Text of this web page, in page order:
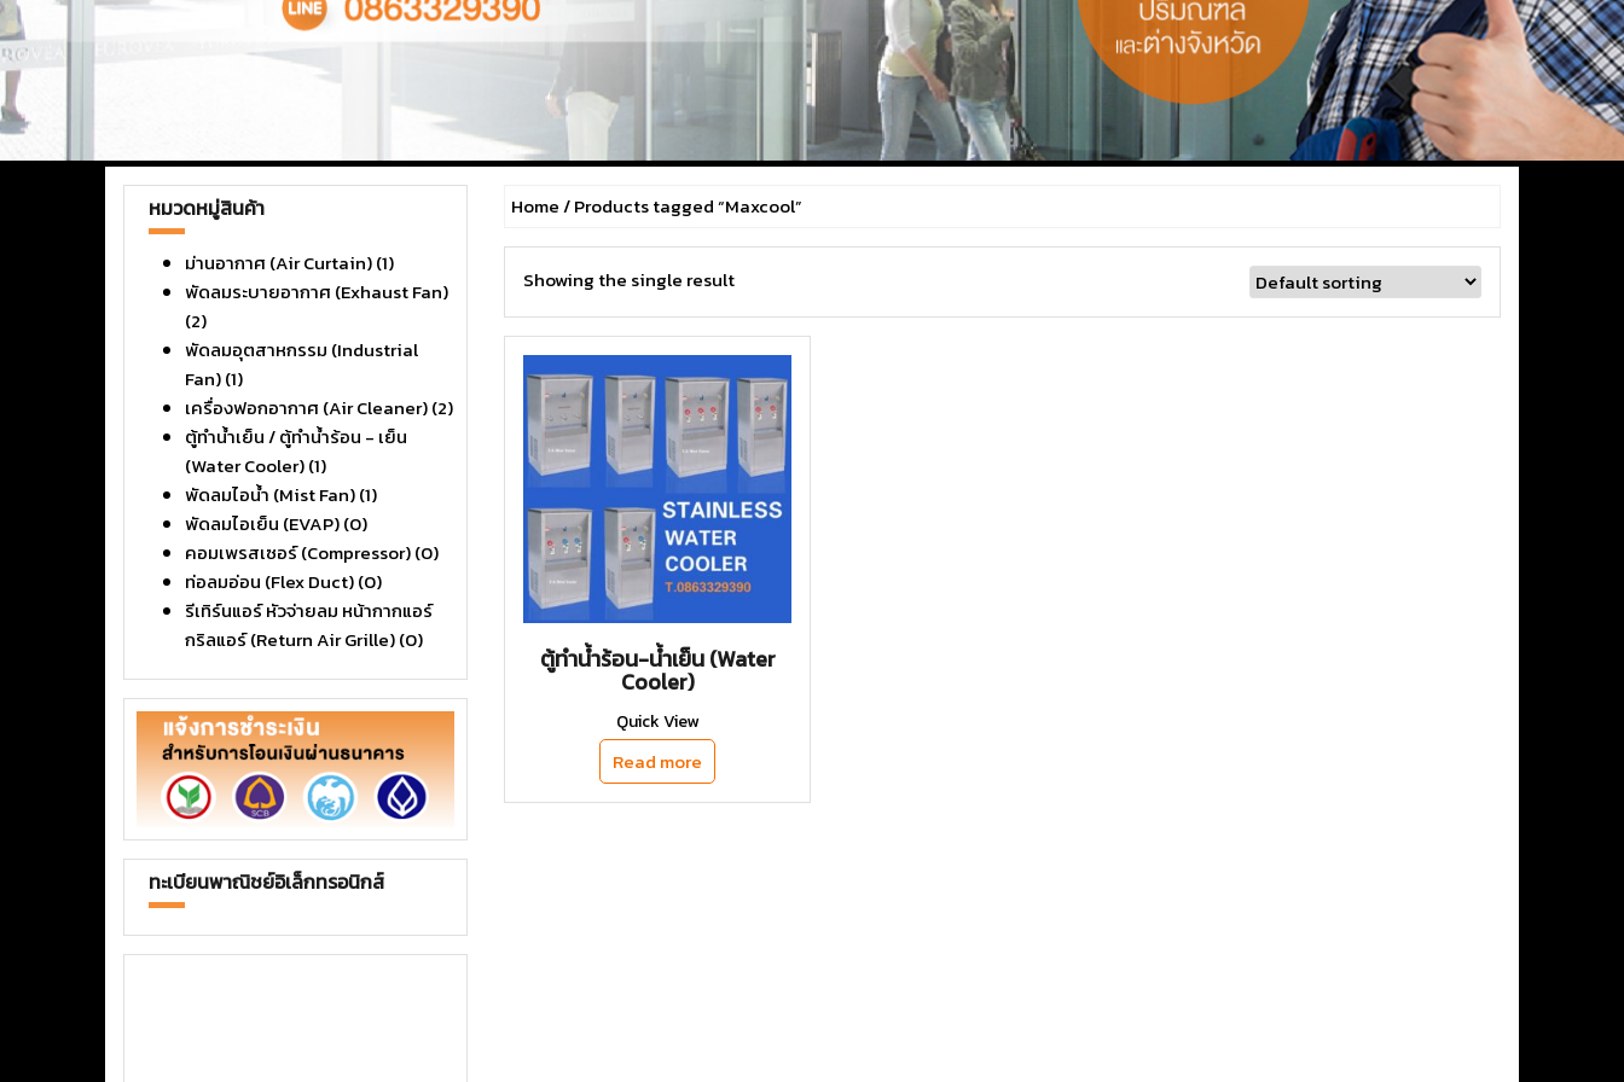
Home/ Products tagged “Maxcool”
Showing the single result
ตู้ทำน้ำร้อน-น้ำเย็น (Water
Cooler)
Quick View
Read more
หมวดหมู่สินค้า
ม่านอากาศ (Air Curtain)(1)
พัดลมระบายอากาศ (Exhaust Fan)
(2)
พัดลมอุตสาหกรรม (Industrial
Fan)(1)
เครื่องฟอกอากาศ (Air Cleaner)(2)
ตู้ทำน้ำเย็น / ตู้ทำน้ำร้อน - เย็น
(Water Cooler)(1)
พัดลมไอน้ำ (Mist Fan)(1)
พัดลมไอเย็น (EVAP)(0)
คอมเพรสเซอร์ (Compressor)(0)
ท่อลมอ่อน (Flex Duct)(0)
รีเทิร์นแอร์ หัวจ่ายลม หน้ากากแอร์
กริลแอร์ (Return Air Grille)(0)
ทะเบียนพาณิชย์อิเล็กทรอนิกส์